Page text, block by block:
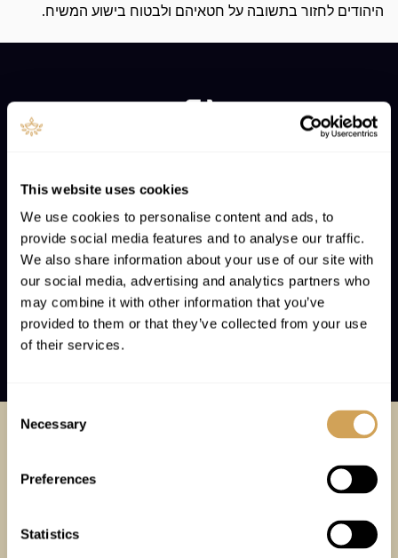
This website uses cookies
We use cookies to personalise content and ads, to
provide social media features and to analyse our traffic.
We also share information about your use of our site with
our social media, advertising and analytics partners who
may combine it with other information that you’ve
provided to them or that they’ve collected from your use
of their services.
Consent
Selection
Necessary
Preferences
Statistics
היהודים לחזור בתשובה על חטאיהם ולבטוח בישוע המשיח.
כדי להקל עליכם בחיפוש אחר האמת, אנו מגישים לכם בחינם
את גרסת הדליטש של הברית החדשה. קראו בה להנאתכם,
והחכימו.
תתחילו לקרוא